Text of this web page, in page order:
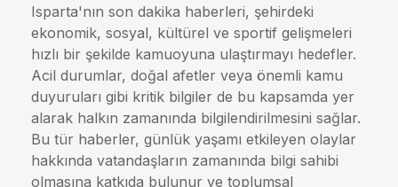
Isparta'nın son dakika haberleri, şehirdeki
ekonomik, sosyal, kültürel ve sportif gelişmeleri
hızlı bir şekilde kamuoyuna ulaştırmayı hedefler.
Acil durumlar, doğal afetler veya önemli kamu
duyuruları gibi kritik bilgiler de bu kapsamda yer
alarak halkın zamanında bilgilendirilmesini sağlar.
Bu tür haberler, günlük yaşamı etkileyen olaylar
hakkında vatandaşların zamanında bilgi sahibi
olmasına katkıda bulunur ve toplumsal